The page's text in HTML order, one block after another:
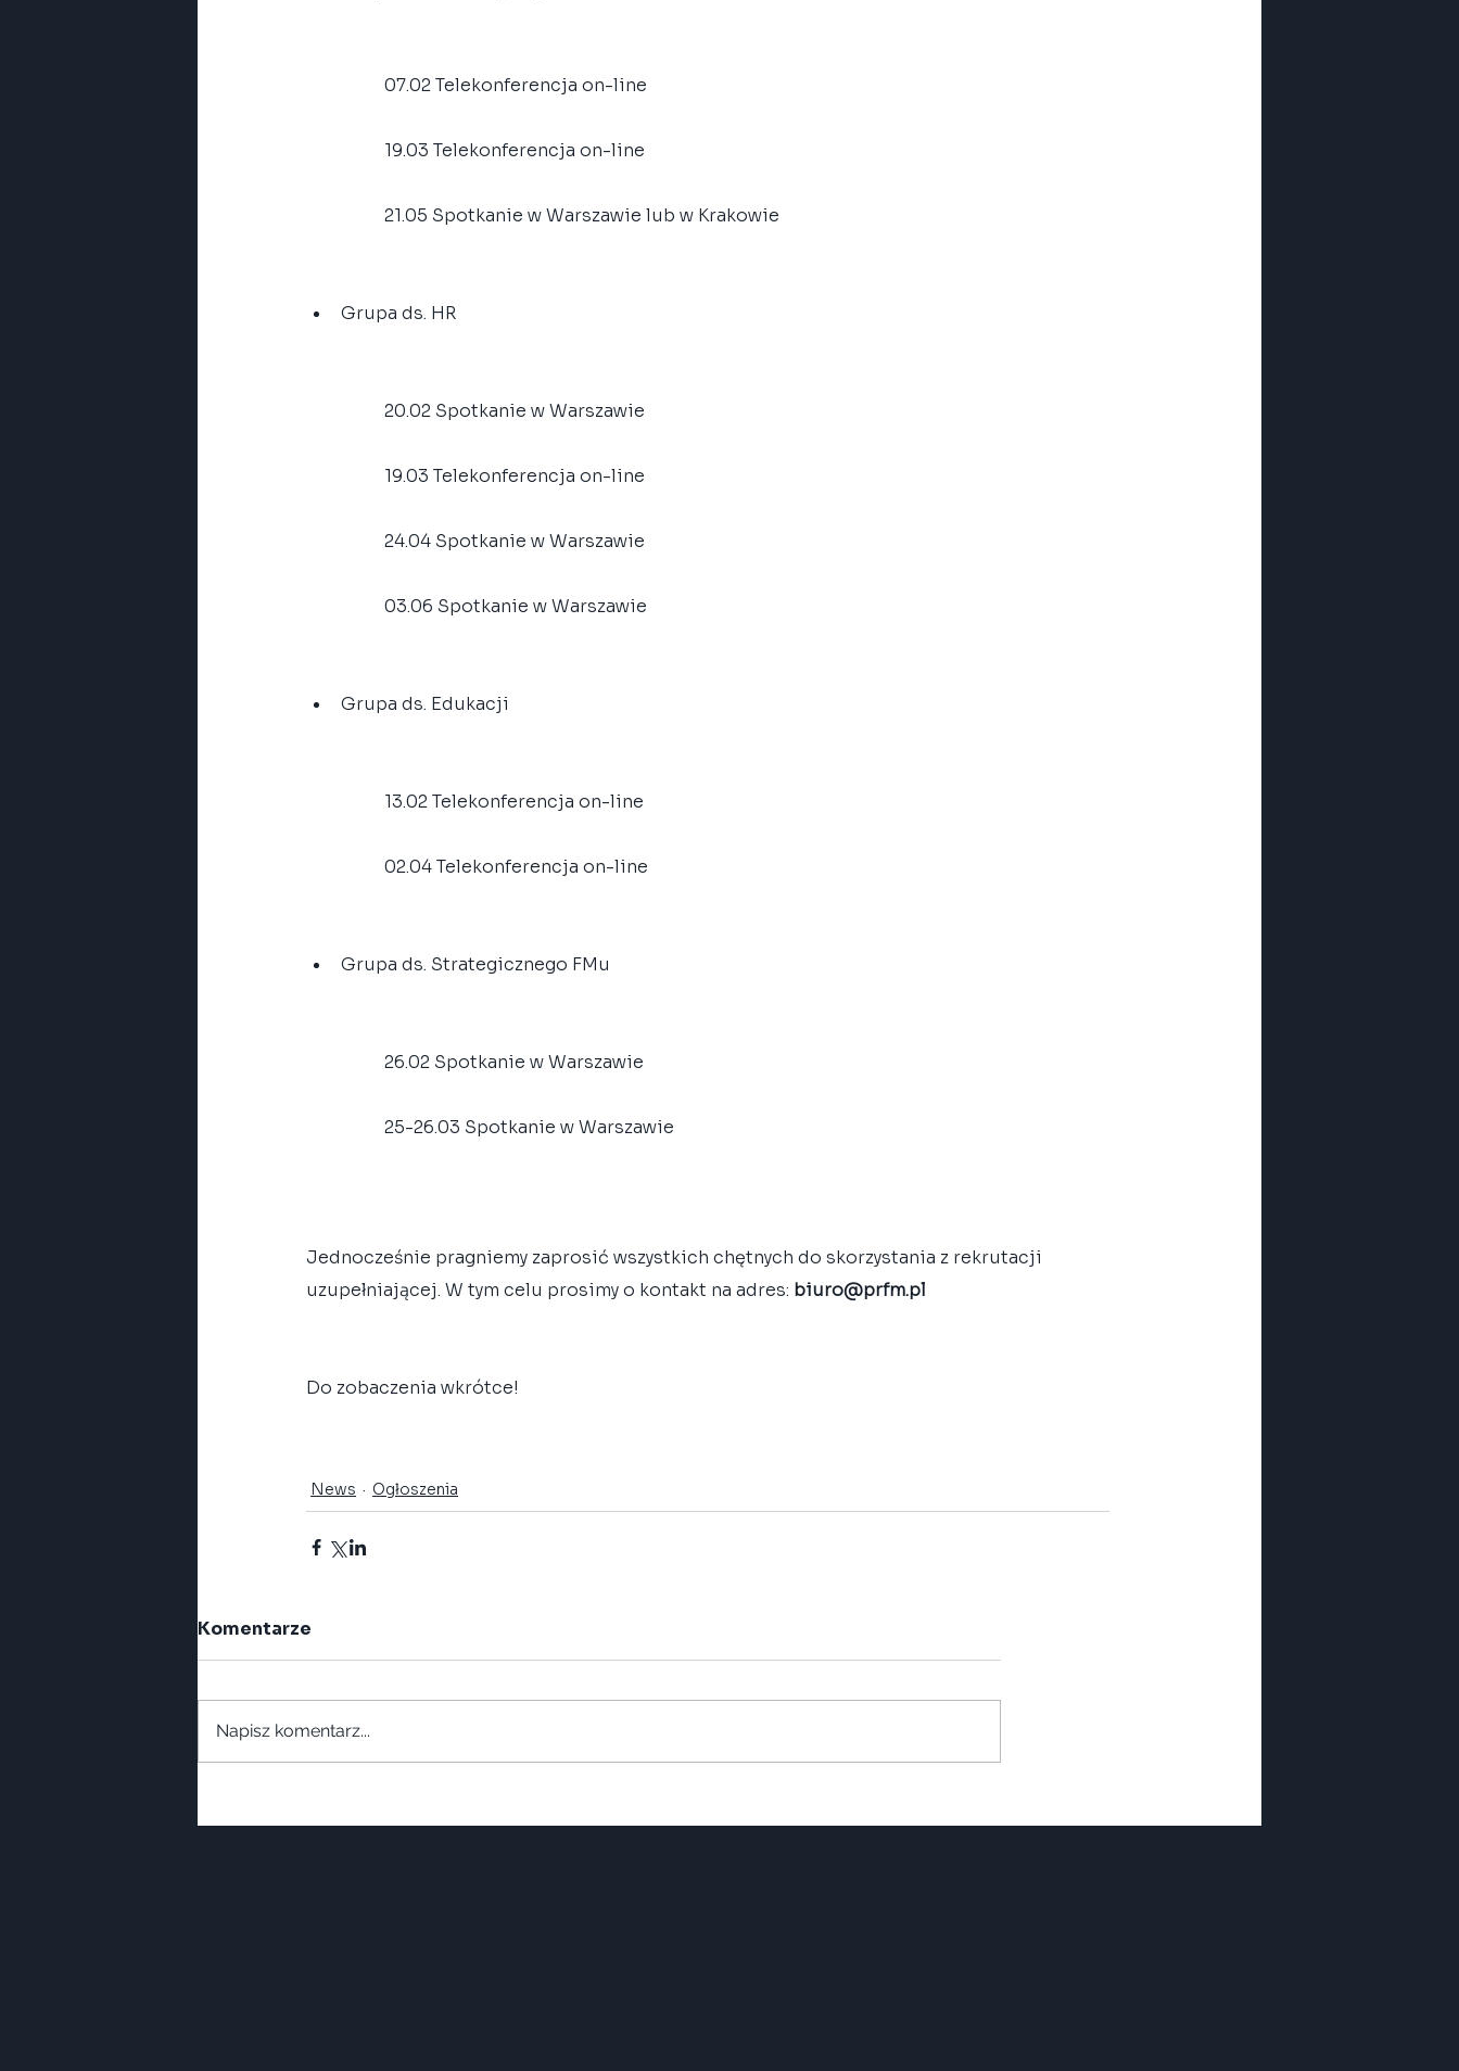
	07.02 Telekonferencja on-line
	19.03 Telekonferencja on-line
	21.05 Spotkanie w Warszawie lub w Krakowie
Grupa ds. HR
	20.02 Spotkanie w Warszawie
	19.03 Telekonferencja on-line
	24.04 Spotkanie w Warszawie
	03.06 Spotkanie w Warszawie
Grupa ds. Edukacji
	13.02 Telekonferencja on-line
	02.04 Telekonferencja on-line
Grupa ds. Strategicznego FMu
	26.02 Spotkanie w Warszawie
	25-26.03 Spotkanie w Warszawie​
Jednocześnie pragniemy zaprosić wszystkich chętnych do skorzystania z rekrutacji
uzupełniającej. W tym celu prosimy o kontakt na adres: biuro@prfm.pl
Do zobaczenia wkrótce!
News Ogłoszenia
Komentarze
Napisz komentarz...